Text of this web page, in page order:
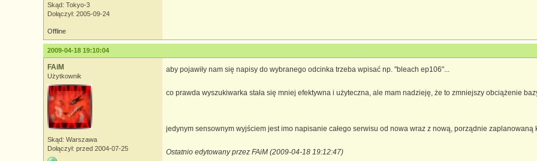
Skąd: Tokyo-3
Dołączył: 2005-09-24
Offline
2009-04-18 19:10:04
FAiM
Użytkownik
Skąd: Warszawa
Dołączył: przed 2004-07-25
aby pojawiły nam się napisy do wybranego odcinka trzeba wpisać np. "bleach ep106"...
co prawda wyszukiwarka stała się mniej efektywna i użyteczna, ale mam nadzieję, że to zmniejszy obciążenie
jedynym sensownym wyjściem jest imo napisanie całego serwisu od nowa wraz z nową, porządnie zaplanowaną
Ostatnio edytowany przez FAiM (2009-04-18 19:12:47)